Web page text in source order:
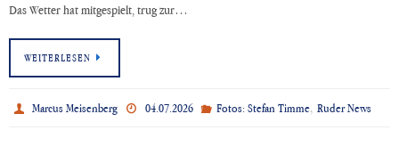
Das Wetter hat mitgespielt, trug zur…
WEITERLESEN
Marcus Meisenberg 04.07.2026 Fotos: Stefan Timme, Ruder News